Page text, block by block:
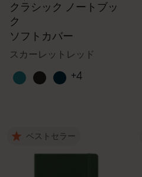
クラシック ノートブッ
ク
ソフトカバー
スカーレットレッド
+4
ベストセラー